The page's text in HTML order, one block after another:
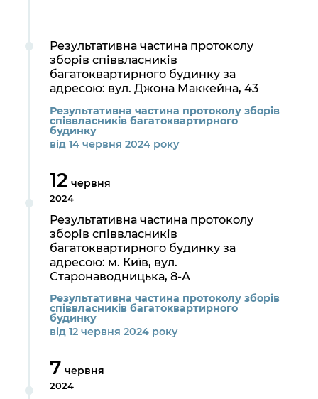
Результативна частина протоколу
зборів співвласників
багатоквартирного будинку за
адресою: вул. Джона Маккейна, 43
Результативна частина протоколу зборів
співвласників багатоквартирного
будинку
від 14 червня 2024 року
12 червня
2024
Результативна частина протоколу
зборів співвласників
багатоквартирного будинку за
адресою: м. Київ, вул.
Старонаводницька, 8-А
Результативна частина протоколу зборів
співвласників багатоквартирного
будинку
від 12 червня 2024 року
7 червня
2024